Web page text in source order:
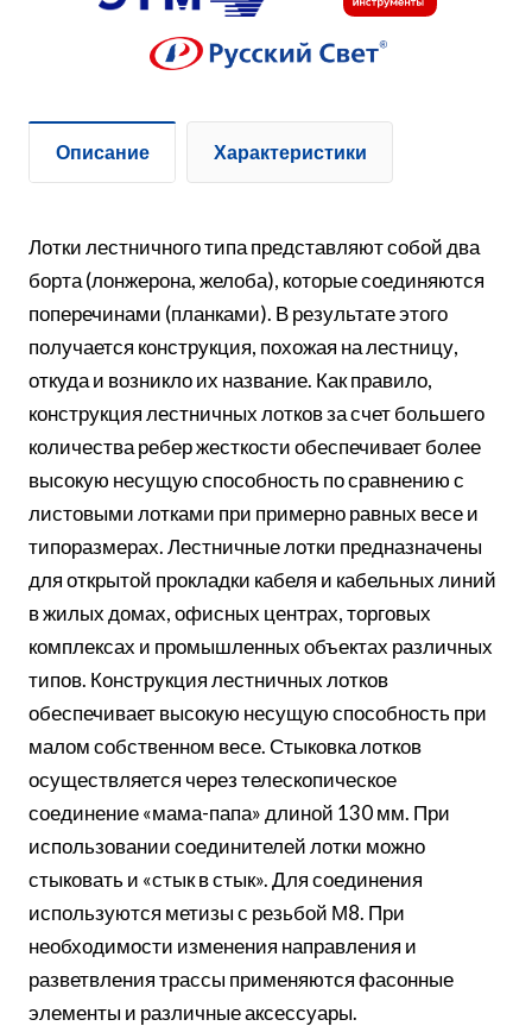
Описание Характеристики
Лотки лестничного типа представляют собой два
борта (лонжерона, желоба), которые соединяются
поперечинами (планками). В результате этого
получается конструкция, похожая на лестницу,
откуда и возникло их название. Как правило,
конструкция лестничных лотков за счет большего
количества ребер жесткости обеспечивает более
высокую несущую способность по сравнению с
листовыми лотками при примерно равных весе и
типоразмерах. Лестничные лотки предназначены
для открытой прокладки кабеля и кабельных линий
в жилых домах, офисных центрах, торговых
комплексах и промышленных объектах различных
типов. Конструкция лестничных лотков
обеспечивает высокую несущую способность при
малом собственном весе. Стыковка лотков
осуществляется через телескопическое
соединение «мама-папа» длиной 130 мм. При
использовании соединителей лотки можно
стыковать и «стык в стык». Для соединения
используются метизы с резьбой М8. При
необходимости изменения направления и
разветвления трассы применяются фасонные
элементы и различные аксессуары.